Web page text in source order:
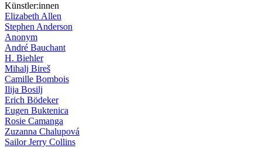
Künstler:innen
Elizabeth Allen
Stephen Anderson
Anonym
André Bauchant
H. Biehler
Mihalj Bireš
Camille Bombois
Ilija Bosilj
Erich Bödeker
Eugen Buktenica
Rosie Camanga
Zuzanna Chalupová
Sailor Jerry Collins